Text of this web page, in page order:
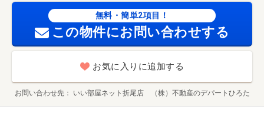
無料・簡単2項目！
この物件にお問い合わせする
お気に入りに追加する
お問い合わせ先 いい部屋ネット折尾店 （株）不動産のデパートひろた